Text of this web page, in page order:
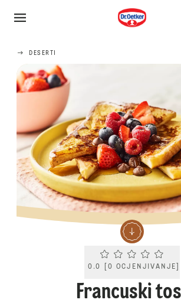
DESERTI
Current
0.0 [0 OCJENJIVANJE
Francuski